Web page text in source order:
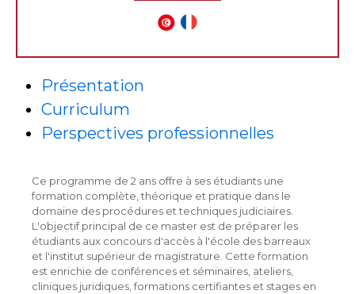
Présentation
Curriculum
Perspectives professionnelles
Ce programme de 2 ans offre à ses étudiants une
formation complète, théorique et pratique dans le
domaine des procédures et techniques judiciaires.
L'objectif principal de ce master est de préparer les
étudiants aux concours d'accès à l'école des barreaux
et l'institut supérieur de magistrature. Cette formation
est enrichie de conférences et séminaires, ateliers,
cliniques juridiques, formations certifiantes et stages en